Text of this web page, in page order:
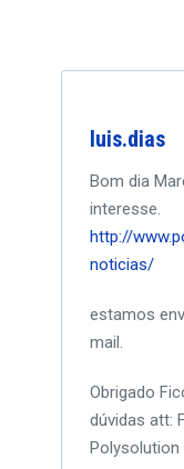
luis.dias
Bom dia
interesse.
http://
noticias/
estamos
mail.
Obrigado
dúvidas att:
Polysolution